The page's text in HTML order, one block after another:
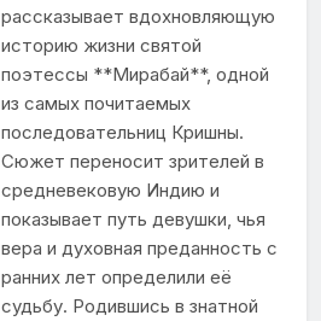
рассказывает вдохновляющую
историю жизни святой
поэтессы **Мирабай**, одной
из самых почитаемых
последовательниц Кришны.
Сюжет переносит зрителей в
средневековую Индию и
показывает путь девушки, чья
вера и духовная преданность с
ранних лет определили её
судьбу. Родившись в знатной